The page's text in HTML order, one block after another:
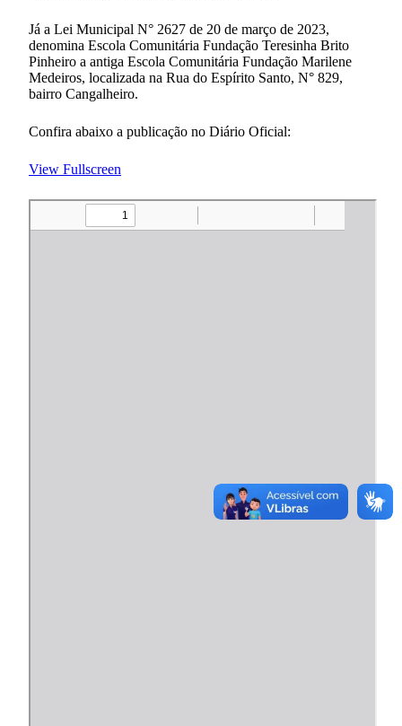
Já a Lei Municipal N° 2627 de 20 de março de 2023,
denomina Escola Comunitária Fundação Teresinha Brito
Pinheiro a antiga Escola Comunitária Fundação Marilene
Medeiros, localizada na Rua do Espírito Santo, N° 829,
bairro Cangalheiro.
Confira abaixo a publicação no Diário Oficial:
View Fullscreen